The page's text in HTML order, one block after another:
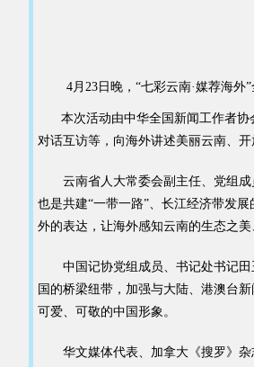
4月23日晚，“七彩云南·媒荐海外”
本次活动由中华全国新闻工作者协
对话互访等，向海外讲述美丽云南、开
云南省人大常委会副主任、党组成员
也是共建“一带一路”、长江经济带发
外的表达，让海外感知云南的生态之美
中国记协党组成员、书记处书记田
国的桥梁纽带，加强与大陆、港澳台
可爱、可敬的中国形象。
华文媒体代表、加拿大《搜罗》杂